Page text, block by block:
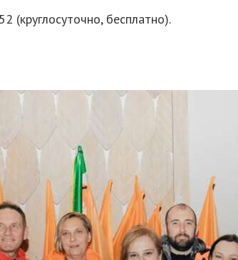
(круглосуточно, бесплатно).